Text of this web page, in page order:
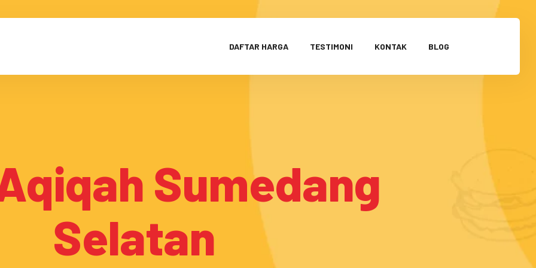
DAFTAR HARGA TESTIMONI KONTAK BLOG
Sumedang
Selatan